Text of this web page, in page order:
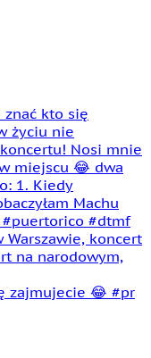
zajmujecie 😂 #pr